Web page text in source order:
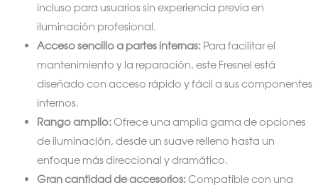
incluso para usuarios sin experiencia previa en
iluminación profesional.
Acceso sencillo a partes internas: Para facilitar el
mantenimiento y la reparación, este Fresnel está
diseñado con acceso rápido y fácil a sus componentes
internos.
Rango amplio: Ofrece una amplia gama de opciones
de iluminación, desde un suave relleno hasta un
enfoque más direccional y dramático.
Gran cantidad de accesorios: Compatible con una